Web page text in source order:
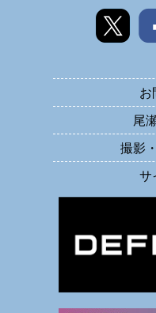
お
尾
撮影
サ